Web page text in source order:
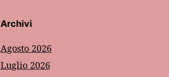
Archivi
Agosto 2026
Luglio 2026